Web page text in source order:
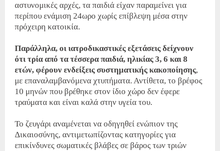
αστυνομικές αρχές, τα παιδιά είχαν παραμείνει για
περίπου ενάμιση 24ωρο χωρίς επίβλεψη μέσα στην
πρόχειρη κατοικία.
Παράλληλα, οι ιατροδικαστικές εξετάσεις δείχνουν
ότι τρία από τα τέσσερα παιδιά, ηλικίας 3, 6 και 8
ετών, φέρουν ενδείξεις συστηματικής κακοποίησης,
με επαναλαμβανόμενα χτυπήματα. Αντίθετα, το βρέφος
10 μηνών που βρέθηκε στον ίδιο χώρο δεν έφερε
τραύματα και είναι καλά στην υγεία του.
Το ζευγάρι αναμένεται να οδηγηθεί ενώπιον της
Δικαιοσύνης, αντιμετωπίζοντας κατηγορίες για
επικίνδυνες σωματικές βλάβες σε βάρος των τριών